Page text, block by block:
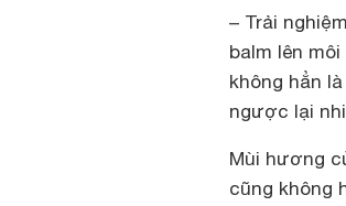
– Trải
balm lên
không hẳn
ngược lại
Mùi hương
cũng không